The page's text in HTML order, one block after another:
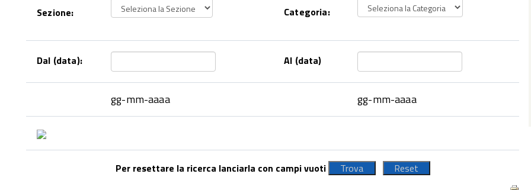
Sezione: Categoria:
Dal (data): Al (data)
gg-mm-aaaa gg-mm-aaaa
Per resettare la ricerca lanciarla con campi vuoti